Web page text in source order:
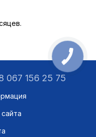
067 156 25 75